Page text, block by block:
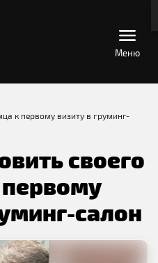
Меню
к первому визиту в груминг-
своего
салон